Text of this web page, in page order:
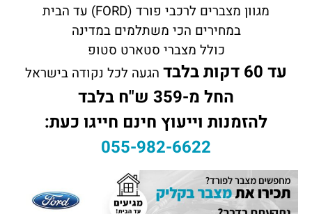
מגוון מצברים לרכבי פורד (FORD) עד הבית
במחירים הכי משתלמים במדינה
כולל מצברי סטארט סטופ
עד 60 דקות בלבד הגעה לכל נקודה בישראל
החל מ-359 ש"ח בלבד
להזמנות וייעוץ חינם חייגו כעת:
055-982-6622